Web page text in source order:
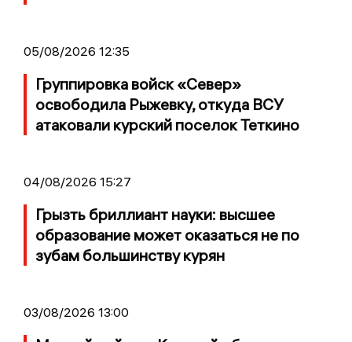
05/08/2026 12:35
Группировка войск «Север»
освободила Рыжевку, откуда ВСУ
атаковали курский поселок Теткино
04/08/2026 15:27
Грызть бриллиант науки: высшее
образование может оказаться не по
зубам большинству курян
03/08/2026 13:00